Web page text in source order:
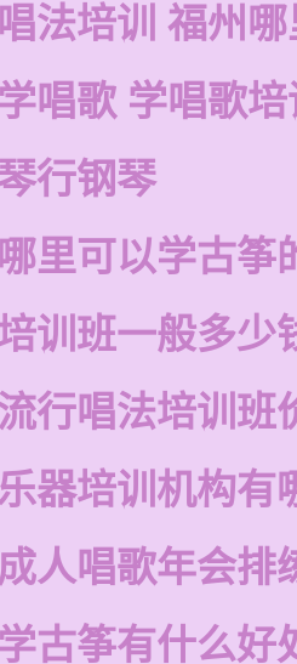
法培训 福州
唱歌 学唱歌培
行钢琴
里可以学古筝
训班一般多少
行唱法培训班
器培训机构有
人唱歌年会排
古筝有什么好